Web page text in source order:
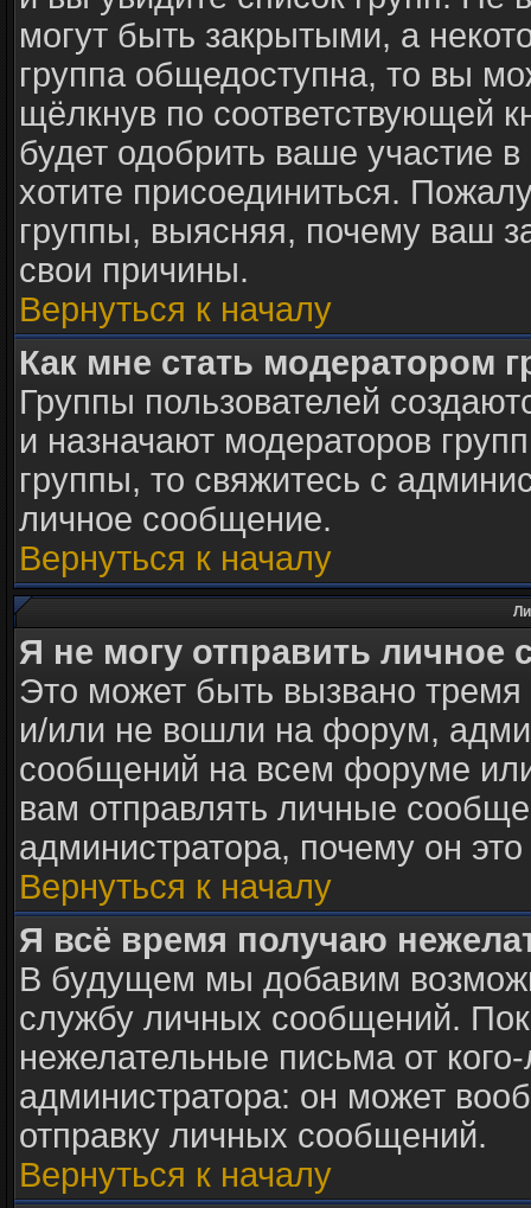
могут быть закрытыми, а
группа общедоступна, то вы
щёлкнув по соответствующей
будет одобрить ваше участие
хотите присоединиться.
группы, выясняя, почему ваш
свои причины.
Вернуться к началу
Как мне стать модератором
Группы пользователей
и назначают модераторов
группы, то свяжитесь с
личное сообщение.
Вернуться к началу
Я не могу отправить личное
Это может быть вызвано
и/или не вошли на форум,
сообщений на всем форуме
вам отправлять личные
администратора, почему он
Вернуться к началу
Я всё время получаю
В будущем мы добавим
службу личных сообщений.
нежелательные письма от
администратора: он может
отправку личных сообщений.
Вернуться к началу